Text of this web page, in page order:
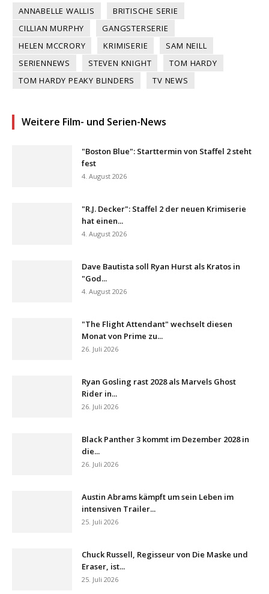
ANNABELLE WALLIS
BRITISCHE SERIE
CILLIAN MURPHY
GANGSTERSERIE
HELEN MCCRORY
KRIMISERIE
SAM NEILL
SERIENNEWS
STEVEN KNIGHT
TOM HARDY
TOM HARDY PEAKY BLINDERS
TV NEWS
Weitere Film- und Serien-News
"Boston Blue": Starttermin von Staffel 2 steht
fest
4. August 2026
"R.J. Decker": Staffel 2 der neuen Krimiserie
hat einen...
4. August 2026
Dave Bautista soll Ryan Hurst als Kratos in
"God...
4. August 2026
"The Flight Attendant" wechselt diesen
Monat von Prime zu...
26. Juli 2026
Ryan Gosling rast 2028 als Marvels Ghost
Rider in...
26. Juli 2026
Black Panther 3 kommt im Dezember 2028 in
die...
26. Juli 2026
Austin Abrams kämpft um sein Leben im
intensiven Trailer...
25. Juli 2026
Chuck Russell, Regisseur von Die Maske und
Eraser, ist...
25. Juli 2026